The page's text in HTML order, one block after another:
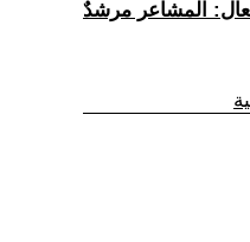
المشاعر مرشدٌ